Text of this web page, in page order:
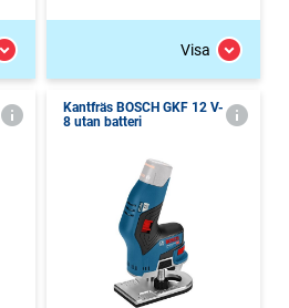
Visa
Kantfräs BOSCH GKF 12 V-
8 utan batteri